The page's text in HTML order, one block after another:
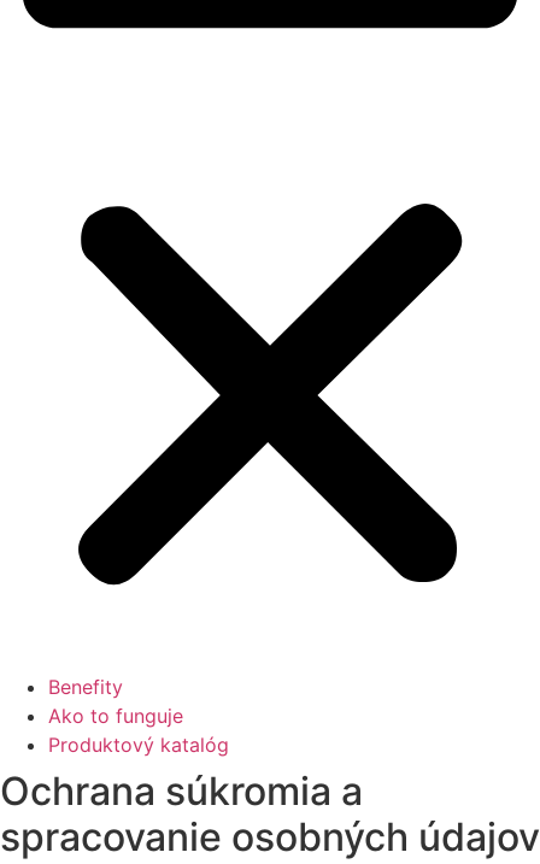
Benefity
Ako to funguje
Produktový katalóg
Ochrana súkromia a
spracovanie osobných údajov